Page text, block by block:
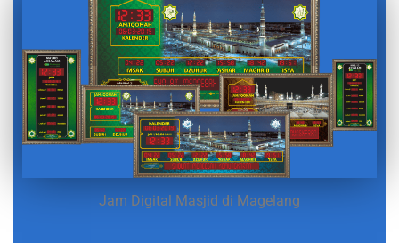
Jam Digital Masjid di Magelang